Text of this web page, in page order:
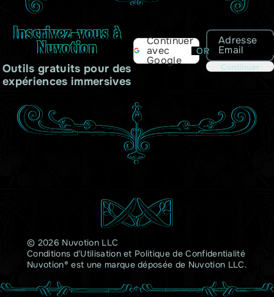
Inscrivez-vous à
Nuvotion
Outils gratuits pour des
expériences immersives
Continuer
avec
Google
OR
Adresse
Email
Continuer
© 2026 Nuvotion LLC
Conditions d'Utilisationet Politique de Confidentialité
Nuvotion® est une marque déposée de Nuvotion LLC.